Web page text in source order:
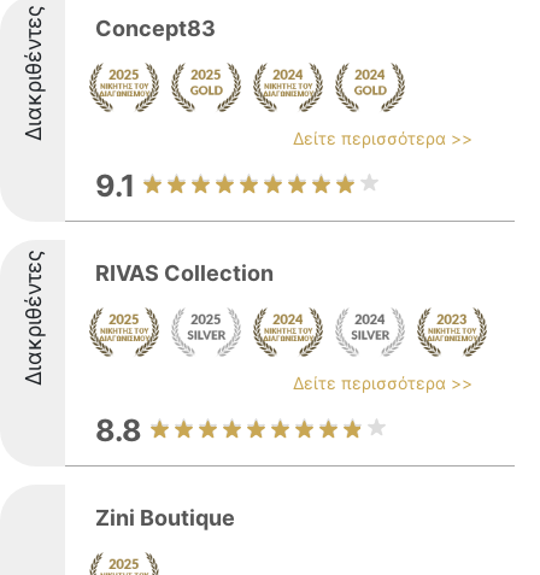
Διακριθέντες Concept83
Δείτε περισσότερα >>
9.1
Διακριθέντες RIVAS Collection
Δείτε περισσότερα >>
8.8
Zini Boutique